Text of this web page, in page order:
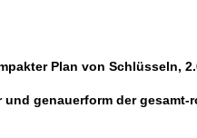
Plan von
genauerform der